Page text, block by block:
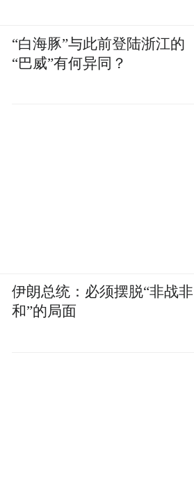
“白海豚”与此前登陆浙江的
“巴威”有何异同？
伊朗总统：必须摆脱“非战非
和”的局面